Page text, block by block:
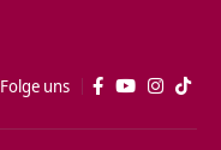
Folge uns